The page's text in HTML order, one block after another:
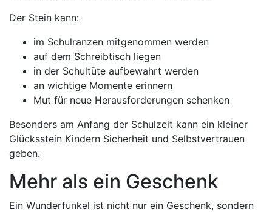
Der Stein kann:
im Schulranzen mitgenommen werden
auf dem Schreibtisch liegen
in der Schultüte aufbewahrt werden
an wichtige Momente erinnern
Mut für neue Herausforderungen schenken
Besonders am Anfang der Schulzeit kann ein kleiner
Glücksstein Kindern Sicherheit und Selbstvertrauen
geben.
Mehr als ein Geschenk
Ein Wunderfunkel ist nicht nur ein Geschenk, sondern